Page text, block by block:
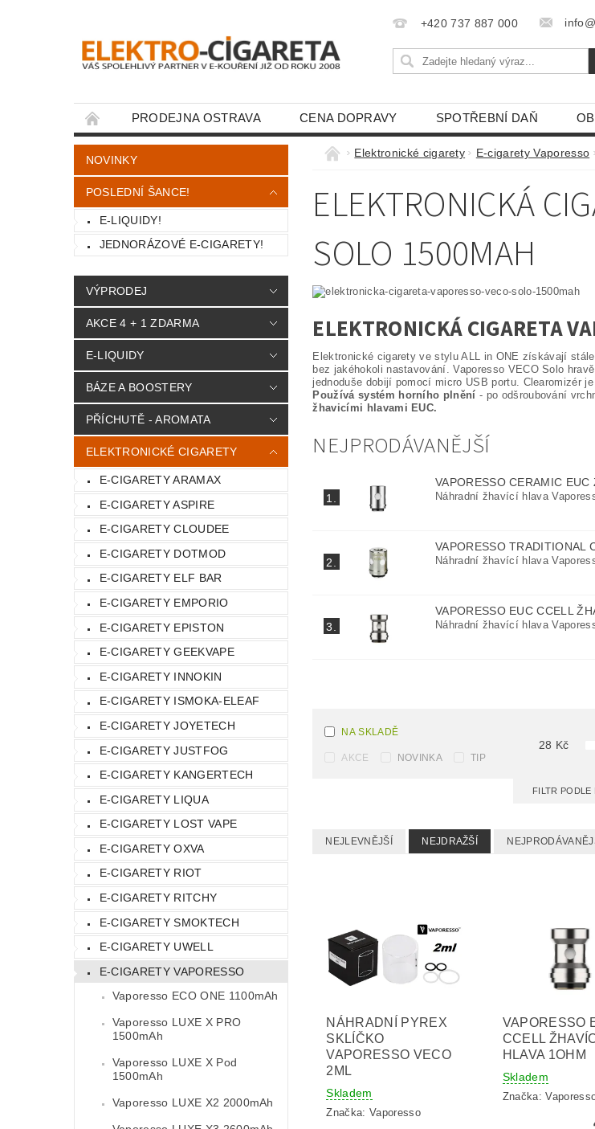
+420 737 887 000
PRODEJNA OSTRAVA CENA DOPRAVY SPOTŘEBNÍ DAŇ
KONTAKTY
NOVINKY
POSLEDNÍ ŠANCE!
E-LIQUIDY!
JEDNORÁZOVÉ E-CIGARETY!
VÝPRODEJ
AKCE 4 + 1 ZDARMA
E-LIQUIDY
BÁZE A BOOSTERY
PŘÍCHUTĚ - AROMATA
ELEKTRONICKÉ CIGARETY
E-CIGARETY ARAMAX
E-CIGARETY ASPIRE
E-CIGARETY CLOUDEE
E-CIGARETY DOTMOD
E-CIGARETY ELF BAR
E-CIGARETY EMPORIO
E-CIGARETY EPISTON
E-CIGARETY GEEKVAPE
E-CIGARETY INNOKIN
E-CIGARETY ISMOKA-ELEAF
E-CIGARETY JOYETECH
E-CIGARETY JUSTFOG
E-CIGARETY KANGERTECH
E-CIGARETY LIQUA
E-CIGARETY LOST VAPE
E-CIGARETY OXVA
E-CIGARETY RIOT
E-CIGARETY RITCHY
E-CIGARETY SMOKTECH
E-CIGARETY UWELL
E-CIGARETY VAPORESSO
Vaporesso ECO ONE 1100mAh
Vaporesso LUXE X PRO
1500mAh
Vaporesso LUXE X Pod
1500mAh
Vaporesso LUXE X2 2000mAh
Elektronické cigarety E-cigarety Vaporesso
ELEKTRONICKÁ
SOLO 1500MAH
ELEKTRONICKÁ CIGARETA
Elektronické cigarety ve stylu ALL in ONE získávají
bez jakéhokoli nastavování. Vaporesso VECO Solo
jednoduše dobijí pomocí micro USB portu. Clearomizér
Používá systém horního plnění - po odšroubování
žhavicími hlavami EUC.
NEJPRODÁVANĚJŠÍ
1.
VAPORESSO CERAMIC EUC
Náhradní žhavící hlava
2.
VAPORESSO TRADITIONAL
Náhradní žhavící hlava
3.
VAPORESSO EUC CCELL
Náhradní žhavící hlava
NA SKLADĚ
AKCE NOVINKA TIP
28 Kč
FILTR PODLE
NEJLEVNĚJŠÍ NEJDRAŽŠÍ
NÁHRADNÍ PYREX
SKLÍČKO
VAPORESSO VECO
2ML
Skladem
Značka: Vaporesso
VAPORESSO
CCELL
HLAVA 1OHM
Skladem
Značka: